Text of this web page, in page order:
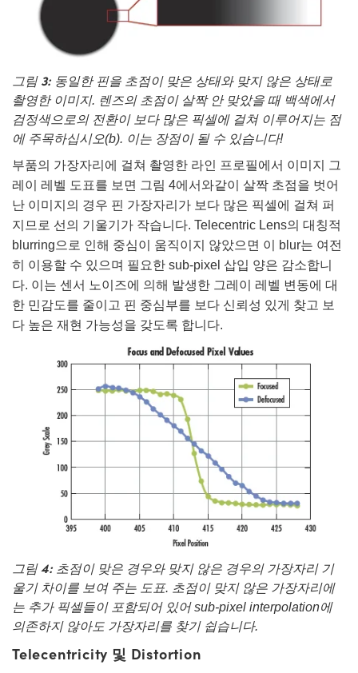
그림 3: 동일한 핀을 초점이 맞은 상태와 맞지 않은 상태로
촬영한 이미지. 렌즈의 초점이 살짝 안 맞았을 때 백색에서
검정색으로의 전환이 보다 많은 픽셀에 걸쳐 이루어지는 점
에 주목하십시오(b). 이는 장점이 될 수 있습니다!
부품의 가장자리에 걸쳐 촬영한 라인 프로필에서 이미지 그
레이 레벨 도표를 보면 그림 4에서와같이 살짝 초점을 벗어
난 이미지의 경우 핀 가장자리가 보다 많은 픽셀에 걸쳐 퍼
지므로 선의 기울기가 작습니다. Telecentric Lens의 대칭적
blurring으로 인해 중심이 움직이지 않았으면 이 blur는 여전
히 이용할 수 있으며 필요한 sub-pixel 삽입 양은 감소합니
다. 이는 센서 노이즈에 의해 발생한 그레이 레벨 변동에 대
한 민감도를 줄이고 핀 중심부를 보다 신뢰성 있게 찾고 보
다 높은 재현 가능성을 갖도록 합니다.
그림 4: 초점이 맞은 경우와 맞지 않은 경우의 가장자리 기
울기 차이를 보여 주는 도표. 초점이 맞지 않은 가장자리에
는 추가 픽셀들이 포함되어 있어 sub-pixel interpolation에
의존하지 않아도 가장자리를 찾기 쉽습니다.
Telecentricity 및 Distortion